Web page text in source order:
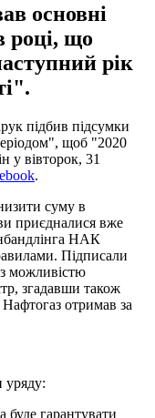
основні
році, що
рік
підбив підсумки
щоб "2020
у вівторок, 31
.
суму в
приєдналися вже
НАК
Підписали
з можливістю
згадавши також
Нафтогаз отримав за
уряду:
гарантувати